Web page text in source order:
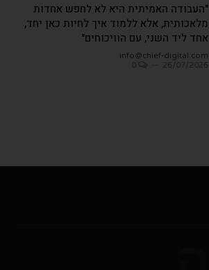
"העבודה האמיתית היא לא לחפש אחדות
מלאכותית, אלא ללמוד איך לחיות כאן יחד,
אחד ליד השני, עם הוויכוחים"
info@chief-digital.com